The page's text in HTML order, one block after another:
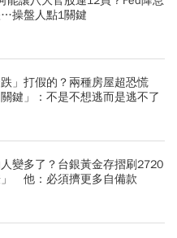
操盤人點1關鍵
」打假的？兩種房屋超恐慌
鍵」：不是不想逃而是逃不了
變多了？台銀黃金存摺刷2720
他：必須擠更多自備款